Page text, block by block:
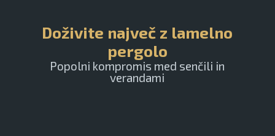
Doživite največ z lamelno
pergolo
Popolni kompromis med senčili in
verandami